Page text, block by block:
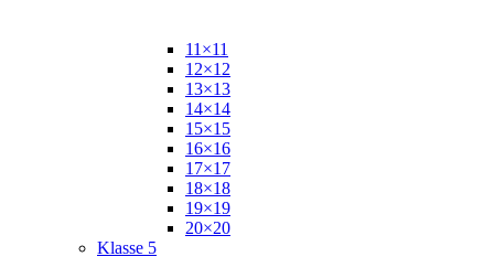
11×11
12×12
13×13
14×14
15×15
16×16
17×17
18×18
19×19
20×20
Klasse 5